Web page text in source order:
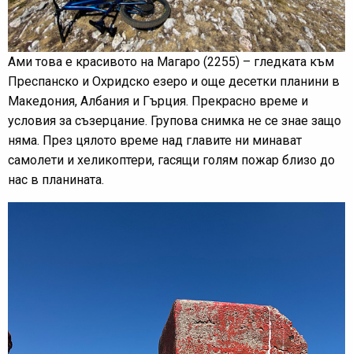
Ами това е красивото на Магаро (2255) – гледката към
Преспанско и Охридско езеро и още десетки планини в
Македония, Албания и Гърция. Прекрасно време и
условия за съзерцание. Групова снимка не се знае защо
няма. През цялото време над главите ни минават
самолети и хеликоптери, гасящи голям пожар близо до
нас в планината.